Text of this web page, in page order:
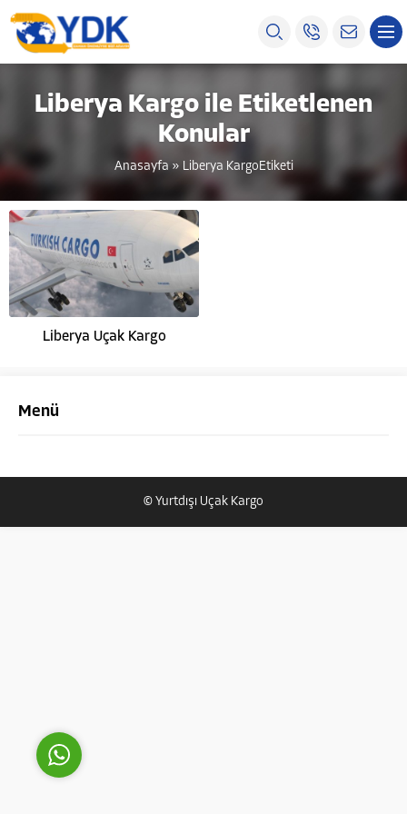
Liberya Kargo ile Etiketlenen
Konular
Anasayfa» Liberya KargoEtiketi
Liberya Uçak Kargo
Menü
© Yurtdışı Uçak Kargo